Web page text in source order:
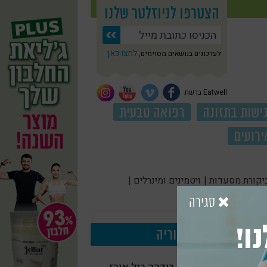
הצטרפו לניוזלטר שלנו
לעדכונים בנושאים מסוימים, לחצו כאן
Eatwell ברשת
גישות בתזונה
רפואה טבעית
מסעדות | ויטמינים ומינרלים |
עוד בקטגוריה
סגירה